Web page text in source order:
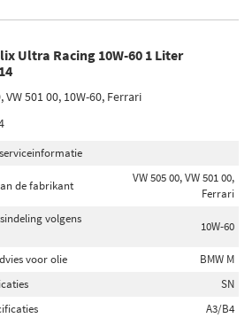
Ultra Racing 10W-60 1 Liter
VW 501 00, 10W-60, Ferrari
de fabrikant
VW 505 00, VW 501 00,
Ferrari
volgens
10W-60
voor olie
BMW M
SN
A3/B4